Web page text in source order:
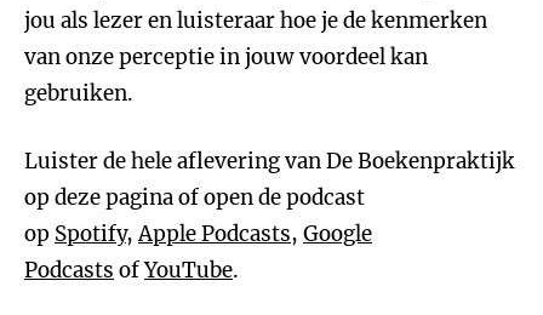
jou als lezer en luisteraar hoe je de kenmerken
van onze perceptie in jouw voordeel kan
gebruiken.
Luister de hele aflevering van De Boekenpraktijk
op deze pagina of open de podcast
op Spotify,Apple Podcasts, Google
Podcasts ofYouTube.